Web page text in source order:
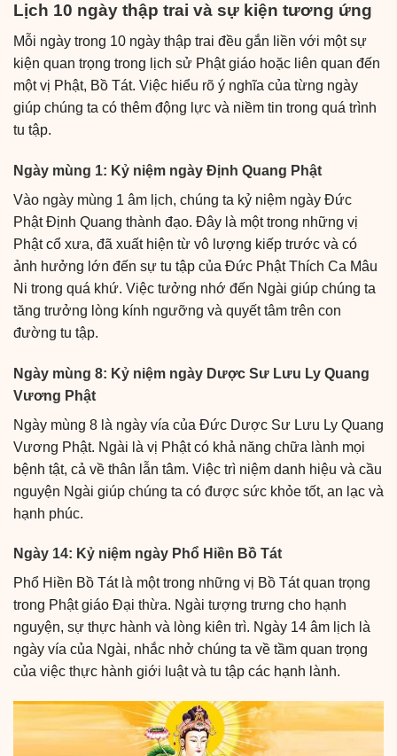
Lịch 10 ngày thập trai và sự kiện tương ứng
Mỗi ngày trong 10 ngày thập trai đều gắn liền với một sự
kiện quan trọng trong lịch sử Phật giáo hoặc liên quan đến
một vị Phật, Bồ Tát. Việc hiểu rõ ý nghĩa của từng ngày
giúp chúng ta có thêm động lực và niềm tin trong quá trình
tu tập.
Ngày mùng 1: Kỷ niệm ngày Định Quang Phật
Vào ngày mùng 1 âm lịch, chúng ta kỷ niệm ngày Đức
Phật Định Quang thành đạo. Đây là một trong những vị
Phật cổ xưa, đã xuất hiện từ vô lượng kiếp trước và có
ảnh hưởng lớn đến sự tu tập của Đức Phật Thích Ca Mâu
Ni trong quá khứ. Việc tưởng nhớ đến Ngài giúp chúng ta
tăng trưởng lòng kính ngưỡng và quyết tâm trên con
đường tu tập.
Ngày mùng 8: Kỷ niệm ngày Dược Sư Lưu Ly Quang
Vương Phật
Ngày mùng 8 là ngày vía của Đức Dược Sư Lưu Ly Quang
Vương Phật. Ngài là vị Phật có khả năng chữa lành mọi
bệnh tật, cả về thân lẫn tâm. Việc trì niệm danh hiệu và cầu
nguyện Ngài giúp chúng ta có được sức khỏe tốt, an lạc và
hạnh phúc.
Ngày 14: Kỷ niệm ngày Phổ Hiền Bồ Tát
Phổ Hiền Bồ Tát là một trong những vị Bồ Tát quan trọng
trong Phật giáo Đại thừa. Ngài tượng trưng cho hạnh
nguyện, sự thực hành và lòng kiên trì. Ngày 14 âm lịch là
ngày vía của Ngài, nhắc nhở chúng ta về tầm quan trọng
của việc thực hành giới luật và tu tập các hạnh lành.